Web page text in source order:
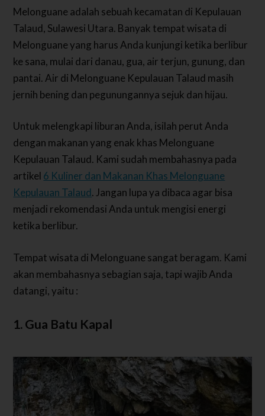
Melonguane adalah sebuah kecamatan di Kepulauan
Talaud, Sulawesi Utara. Banyak tempat wisata di
Melonguane yang harus Anda kunjungi ketika berlibur
ke sana, mulai dari danau, gua, air terjun, gunung, dan
pantai. Air di Melonguane Kepulauan Talaud masih
jernih bening dan pegunungannya sejuk dan hijau.
Untuk melengkapi liburan Anda, isilah perut Anda
dengan makanan yang enak khas Melonguane
Kepulauan Talaud. Kami sudah membahasnya pada
artikel 6 Kuliner dan Makanan Khas Melonguane
Kepulauan Talaud. Jangan lupa ya dibaca agar bisa
menjadi rekomendasi Anda untuk mengisi energi
ketika berlibur.
Tempat wisata di Melonguane sangat beragam. Kami
akan membahasnya sebagian saja, tapi wajib Anda
datangi, yaitu :
1. Gua Batu Kapal